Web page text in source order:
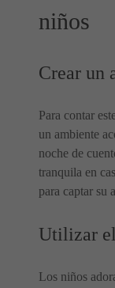
niños
Crear un
Para contar
un ambiente
noche de
tranquila en
para captar su
Utilizar
Los niños